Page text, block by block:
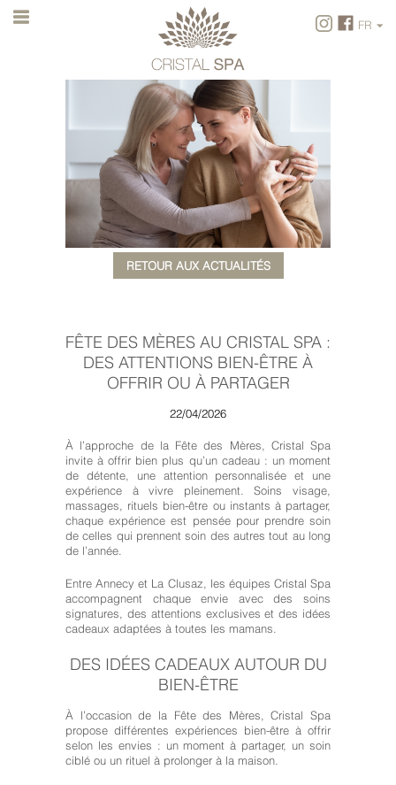
FR
RETOUR AUX ACTUALITÉS
FÊTE DES MÈRES AU CRISTAL SPA :
DES ATTENTIONS BIEN-ÊTRE À
OFFRIR OU À PARTAGER
22/04/2026
À l’approche de la Fête des Mères, Cristal Spa
invite à offrir bien plus qu’un cadeau : un moment
de détente, une attention personnalisée et une
expérience à vivre pleinement. Soins visage,
massages, rituels bien-être ou instants à partager,
chaque expérience est pensée pour prendre soin
de celles qui prennent soin des autres tout au long
de l’année.
Entre Annecy et La Clusaz, les équipes Cristal Spa
accompagnent chaque envie avec des soins
signatures, des attentions exclusives et des idées
cadeaux adaptées à toutes les mamans.
DES IDÉES CADEAUX AUTOUR DU
BIEN-ÊTRE
À l’occasion de la Fête des Mères, Cristal Spa
propose différentes expériences bien-être à offrir
selon les envies : un moment à partager, un soin
ciblé ou un rituel à prolonger à la maison.